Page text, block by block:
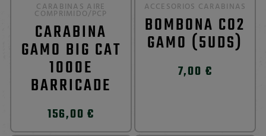
CARABINAS AIRE
COMPRIMIDO/PCP
CARABINA
GAMO BIG CAT
1000E
BARRICADE
156,00 €
ACCESORIOS CARABINAS
BOMBONA CO2
GAMO (5UDS)
7,00 €